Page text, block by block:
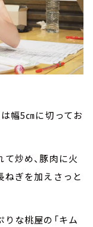
幅5㎝に切ってお
炒め、豚肉に火
ねぎを加えさっと
な桃屋の「キム